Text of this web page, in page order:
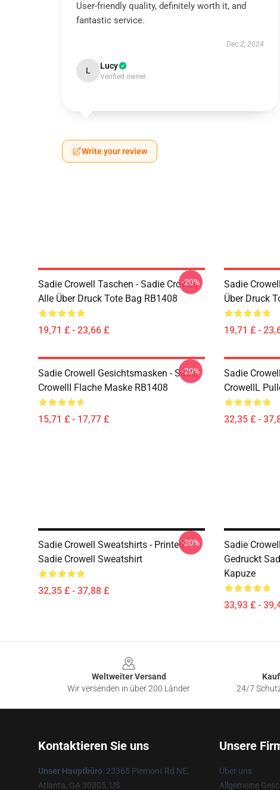
User-friendly quality, definitely worth it, and
fantastic service.
Dec 2, 2024
L Lucy
Verified owner
Write your review
Sadie Crowell Taschen - Sadie Crowell
Alle Über Druck Tote Bag RB1408
19,71 £ - 23,66 £
-20%
Sadie
Über Druck
19,71 £ -
Sadie Crowell Gesichtsmasken - Sadie
CrowellI Flache Maske RB1408
15,71 £ - 17,77 £
-20%
Sadie
CrowellL
32,35 £ -
Sadie Crowell Sweatshirts - Printed
Sadie Crowell Sweatshirt
32,35 £ - 37,88 £
-20%
Sadie
Gedruckt
Kapuze
33,93 £ -
Weltweiter Versand
Wir versenden in über 200 Länder
24/7
Kontaktieren Sie uns
Unser Hauptbüro: 23365 Piemont Rd NE,
Atlanta, GA 30305, US
Unsere
Über uns
Allgemeine